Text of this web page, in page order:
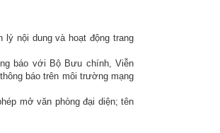
nội dung và hoạt động trang
báo với Bộ Bưu chính, Viễn
báo trên môi trường mạng
mở văn phòng đại diện; tên